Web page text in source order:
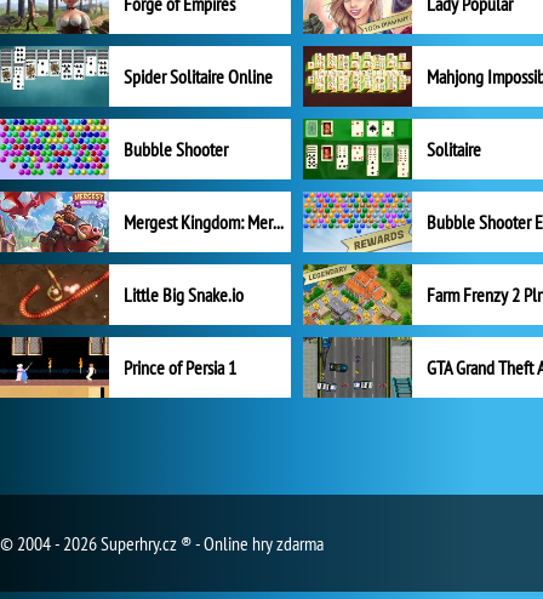
Spider Solitaire Online Mahjong
Bubble Shooter Solitaire
Mergest Kingdom: Merge Puzzle
Little Big Snake.io
Prince of Persia 1 GTA Grand Theft
© 2004 - 2026 Superhry.cz ® - Online hry zdarma